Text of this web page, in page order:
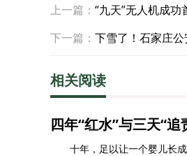
上一篇： “九天”无人机成
下一篇： 下雪了！石家庄
相关阅读
四年“红水”与三天“
十年，足以让一个婴儿长成